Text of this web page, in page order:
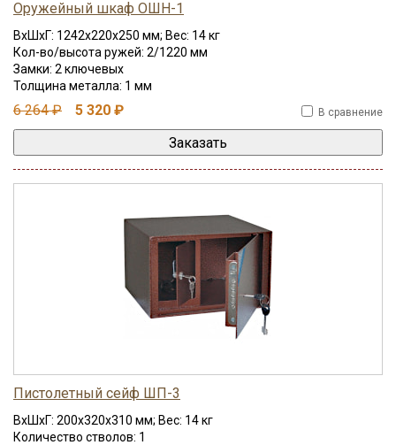
В сравнение
Оружейный шкаф ОШН-1
ВхШхГ: 1242x220x250 мм; Вес: 14 кг
Кол-во/высота ружей: 2/1220 мм
Замки: 2 ключевых
Толщина металла: 1 мм
6 264 ₽ 5 320 ₽
Пистолетный сейф ШП-3
ВхШхГ: 200x320x310 мм; Вес: 14 кг
Количество стволов: 1